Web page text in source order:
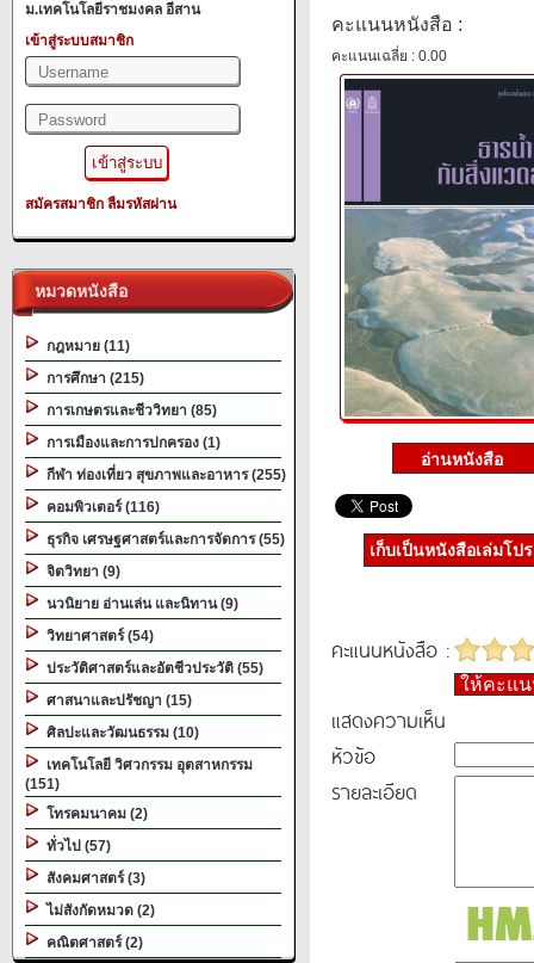
ม.เทคโนโลยีราชมงคล อีสาน
เข้าสู่ระบบสมาชิก
สมัครสมาชิก ลืมรหัสผ่าน
หมวดหนังสือ
กฎหมาย (11)
การศึกษา (215)
การเกษตรและชีววิทยา (85)
การเมืองและการปกครอง (1)
กีฬา ท่องเที่ยว สุขภาพและอาหาร (255)
คอมพิวเตอร์ (116)
ธุรกิจ เศรษฐศาสตร์และการจัดการ (55)
จิตวิทยา (9)
นวนิยาย อ่านเล่น และนิทาน (9)
วิทยาศาสตร์ (54)
ประวัติศาสตร์และอัตชีวประวัติ (55)
ศาสนาและปรัชญา (15)
ศิลปะและวัฒนธรรม (10)
เทคโนโลยี วิศวกรรม อุตสาหกรรม
(151)
โทรคมนาคม (2)
ทั่วไป (57)
สังคมศาสตร์ (3)
ไม่สังกัดหมวด (2)
คณิตศาสตร์ (2)
คะแนนหนังสือ :
คะแนนเฉลี่ย : 0.00
เก็บเป็นหนังสือเล่มโป
คะแนนหนังสือ :
ให้คะแ
แสดงความเห็น
หัวข้อ
รายละเอียด